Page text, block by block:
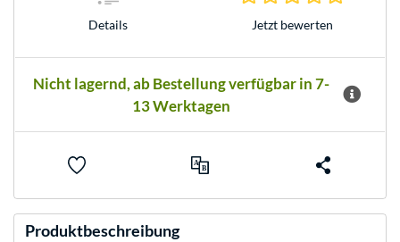
Details Jetzt bewerten
Nicht lagernd, ab Bestellung verfügbar in 7-
13 Werktagen
Produktbeschreibung